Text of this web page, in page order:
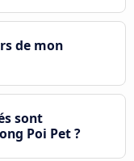
de mon
sont
Poi Pet ?